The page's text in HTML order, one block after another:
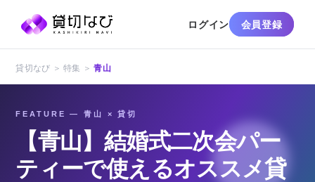
ログイン 会員登録
貸切なび ＞ 特集 ＞青山
FEATURE — 青山 × 貸切
【青山】結婚式二次会パー
ティーで使えるオススメ貸